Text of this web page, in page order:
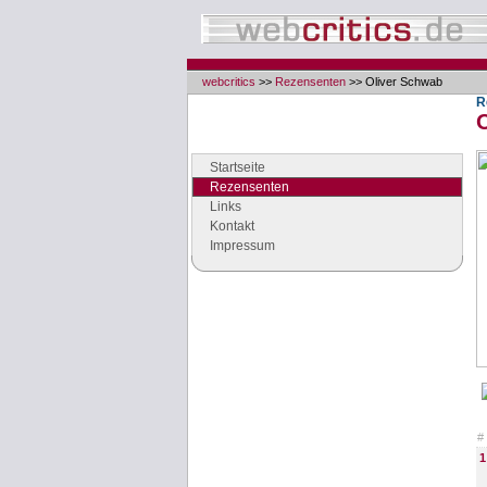
webcritics >> Rezensenten >> Oliver Schwab
Startseite
Rezensenten
Links
Kontakt
Impressum
#
1